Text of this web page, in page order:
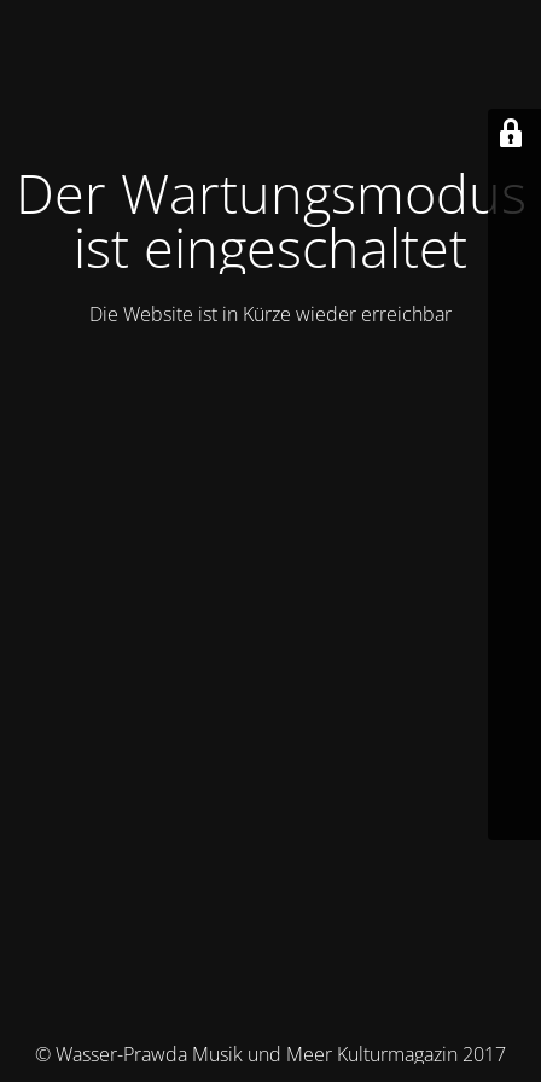
Der Wartungsmodus
ist eingeschaltet
Die Website ist in Kürze wieder erreichbar
© Wasser-Prawda Musik und Meer Kulturmagazin 2017